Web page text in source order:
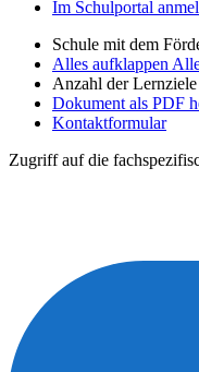
Im Schulportal
Schule mit dem
Alles aufklappen
Anzahl der
Dokument als PDF
Kontaktformular
Zugriff auf die